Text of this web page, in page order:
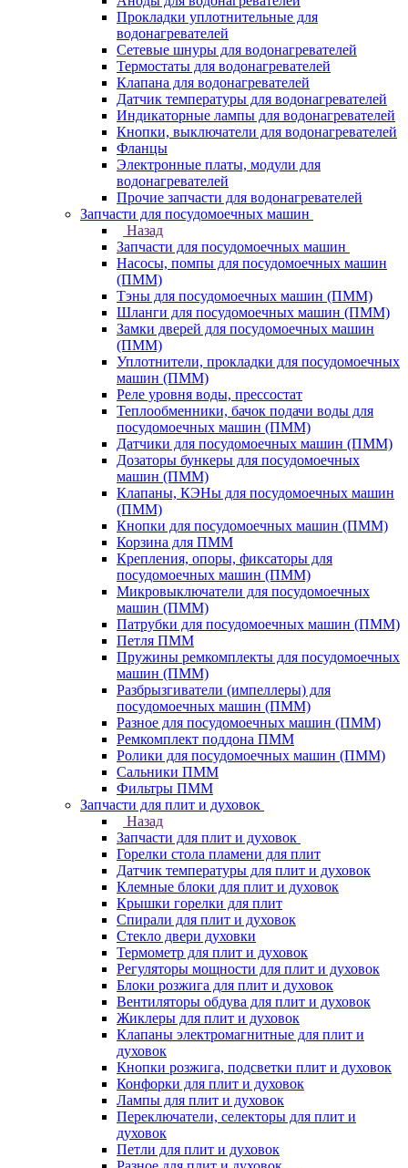
Прокладки уплотнительные для
водонагревателей
Сетевые шнуры для водонагревателей
Термостаты для водонагревателей
Клапана для водонагревателей
Датчик температуры для водонагревателей
Индикаторные лампы для водонагревателей
Кнопки, выключатели для водонагревателей
Фланцы
Электронные платы, модули для
водонагревателей
Прочие запчасти для водонагревателей
Запчасти для посудомоечных машин
Назад
Запчасти для посудомоечных машин
Насосы, помпы для посудомоечных машин
(ПММ)
Тэны для посудомоечных машин (ПММ)
Шланги для посудомоечных машин (ПММ)
Замки дверей для посудомоечных машин
(ПММ)
Уплотнители, прокладки для посудомоечных
машин (ПММ)
Реле уровня воды, прессостат
Теплообменники, бачок подачи воды для
посудомоечных машин (ПММ)
Датчики для посудомоечных машин (ПММ)
Дозаторы бункеры для посудомоечных
машин (ПММ)
Клапаны, КЭНы для посудомоечных машин
(ПММ)
Кнопки для посудомоечных машин (ПММ)
Корзина для ПММ
Крепления, опоры, фиксаторы для
посудомоечных машин (ПММ)
Микровыключатели для посудомоечных
машин (ПММ)
Патрубки для посудомоечных машин (ПММ)
Петля ПММ
Пружины ремкомплекты для посудомоечных
машин (ПММ)
Разбрызгиватели (импеллеры) для
посудомоечных машин (ПММ)
Разное для посудомоечных машин (ПММ)
Ремкомплект поддона ПММ
Ролики для посудомоечных машин (ПММ)
Сальники ПММ
Фильтры ПММ
Запчасти для плит и духовок
Назад
Запчасти для плит и духовок
Горелки стола пламени для плит
Датчик температуры для плит и духовок
Клемные блоки для плит и духовок
Крышки горелки для плит
Спирали для плит и духовок
Стекло двери духовки
Термометр для плит и духовок
Регуляторы мощности для плит и духовок
Блоки розжига для плит и духовок
Вентиляторы обдува для плит и духовок
Жиклеры для плит и духовок
Клапаны электромагнитные для плит и
духовок
Кнопки розжига, подсветки плит и духовок
Конфорки для плит и духовок
Лампы для плит и духовок
Переключатели, селекторы для плит и
духовок
Петли для плит и духовок